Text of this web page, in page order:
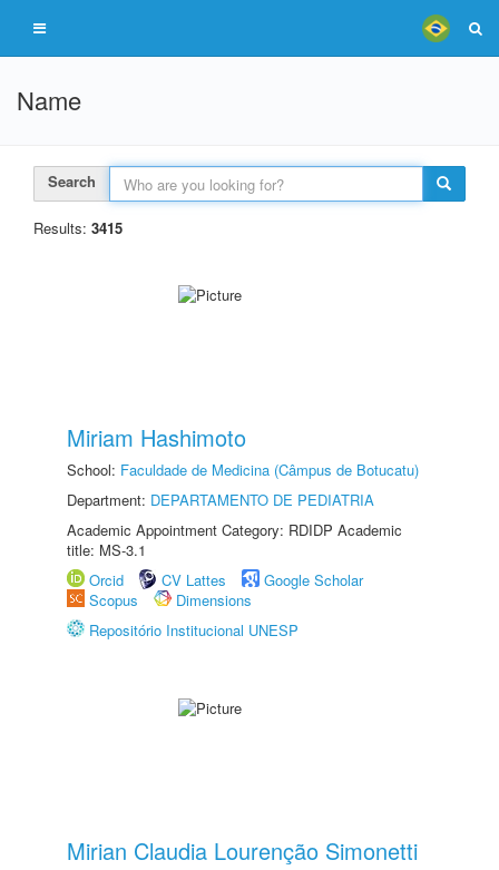
Name
Search
Results: 3415
Miriam Hashimoto
School: Faculdade de Medicina (Câmpus de Botucatu)
Department: DEPARTAMENTO DE PEDIATRIA
Academic Appointment Category: RDIDP Academic
title: MS-3.1
Orcid
CV Lattes
Google Scholar
Scopus
Dimensions
Repositório Institucional UNESP
Mirian Claudia Lourenção Simonetti